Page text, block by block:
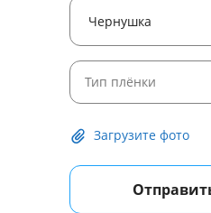
Тип плёнки
Загрузите фото